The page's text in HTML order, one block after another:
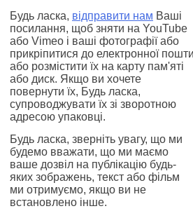
Будь ласка, відправити нам Ваші
посилання, щоб зняти на YouTube
або Vimeo і ваші фотографії або
прикріпитися до електронної пошти
або розмістити їх на карту пам'яті
або диск. Якщо ви хочете
повернути їх, Будь ласка,
супроводжувати їх зі зворотною
адресою упаковці.
Будь ласка, зверніть увагу, що ми
будемо вважати, що ми маємо
ваше дозвіл на публікацію будь-
яких зображень, текст або фільм
ми отримуємо, якщо ви не
встановлено інше.